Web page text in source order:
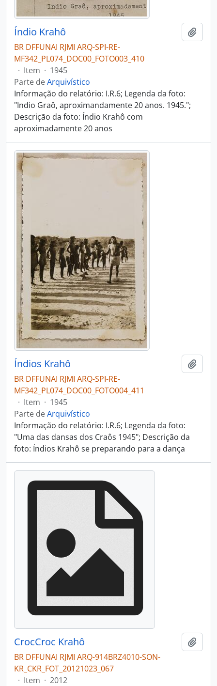
Índio Krahô
BR DFFUNAI RJMI ARQ-SPI-RE-
MF342_PL074_DOC00_FOTO003_410
· Item · 1945
Parte deArquivístico
Informação do relatório: I.R.6; Legenda da foto:
"Indio Graô, aproximandamente 20 anos. 1945.";
Descrição da foto: Índio Krahô com
aproximadamente 20 anos
Índios Krahô
BR DFFUNAI RJMI ARQ-SPI-RE-
MF342_PL074_DOC00_FOTO004_411
· Item · 1945
Parte deArquivístico
Informação do relatório: I.R.6; Legenda da foto:
"Uma das dansas dos Craôs 1945"; Descrição da
foto: Índios Krahô se preparando para a dança
CrocCroc Krahô
BR DFFUNAI RJMI ARQ-914BRZ4010-SON-
KR_CKR_FOT_20121023_067
· Item · 2012